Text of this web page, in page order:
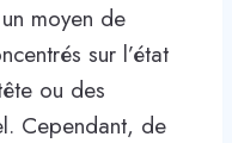
moyen de
sur l’état
ou des
Cependant, de